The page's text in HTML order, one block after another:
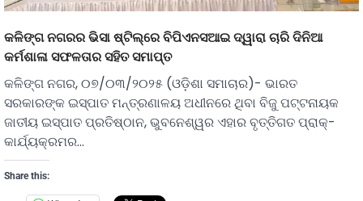
କଳିଙ୍ଗ ନଗରର ଭିସା ଷ୍ଟିଲ୍‌ରେ ବିପିଏନସଆଇ ଦ୍ୱାରା ଚାରି ଦିନିଆ
କର୍ମଶାଳା ସଫଳତାର ସହିତ ସମାପ୍ତ
କଳିଙ୍ଗ ନଗର, ୦୭/୦୩/୨୦୨୫ (ଓଡ଼ିଶା ସମାଚାର)- ଭାରତ
ସରକାରଙ୍କ ଇସ୍ପାତ ମନ୍ତ୍ରଣାଳୟ ଅଧୀନରେ ଥିବା ବିଜୁ ପଟ୍ଟନାୟକ
ଜାତୀୟ ଇସ୍ପାତ ପ୍ରତିଷ୍ଠାନ, ଭୁବନେଶ୍ୱର ଏହାର ବୃତ୍ତିଗତ ପ୍ରାକ୍-
କାର୍ଯ୍ୟକ୍ରମର…
Share this: